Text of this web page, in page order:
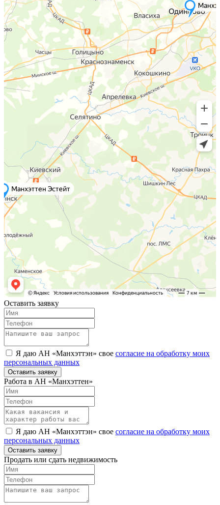
Оставить заявку
Я даю АН «Манхэттэн» свое согласие на обработку моих
персональных данных
Оставить заявку
Работа в АН «Манхэттен»
Я даю АН «Манхэттэн» свое согласие на обработку моих
персональных данных
Оставить заявку
Продать или сдать недвижимость